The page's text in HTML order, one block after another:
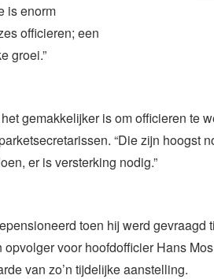
is enorm
officieren; een
groei.”
gemakkelijker is om officieren te
“Die zijn hoogst
er is versterking nodig.”
toen hij werd gevraagd
voor hoofdofficier Hans
van zo’n tijdelijke aanstelling.